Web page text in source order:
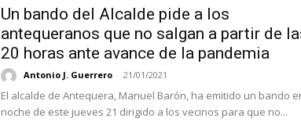
Un bando del Alcalde pide a los
antequeranos que no salgan a partir de
20 horas ante avance de la pandemia
Antonio J. Guerrero - 21/01/2021
El alcalde de Antequera, Manuel Barón, ha emitido un bando
noche de este jueves 21 dirigido a los vecinos para que no...